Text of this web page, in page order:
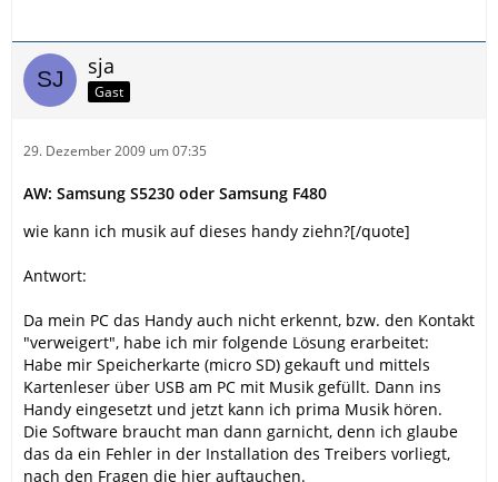
sja
Gast
29. Dezember 2009 um 07:35
AW: Samsung S5230 oder Samsung F480
wie kann ich musik auf dieses handy ziehn?[/quote]
Antwort:
Da mein PC das Handy auch nicht erkennt, bzw. den Kontakt
"verweigert", habe ich mir folgende Lösung erarbeitet:
Habe mir Speicherkarte (micro SD) gekauft und mittels
Kartenleser über USB am PC mit Musik gefüllt. Dann ins
Handy eingesetzt und jetzt kann ich prima Musik hören.
Die Software braucht man dann garnicht, denn ich glaube
das da ein Fehler in der Installation des Treibers vorliegt,
nach den Fragen die hier auftauchen.